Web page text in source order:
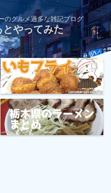
のグルメ過多な雑記ブログ
やってみた